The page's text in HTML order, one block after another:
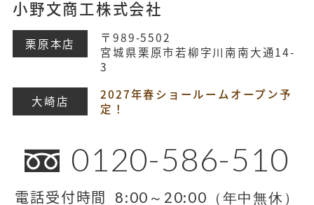
小野文商工株式会社
栗原本店
〒989-5502
宮城県栗原市若柳字川南南大通14-
3
大崎店
2027年春ショールームオープン予
定！
0120-586-510
電話受付時間 8:00～20:00（年中無休）